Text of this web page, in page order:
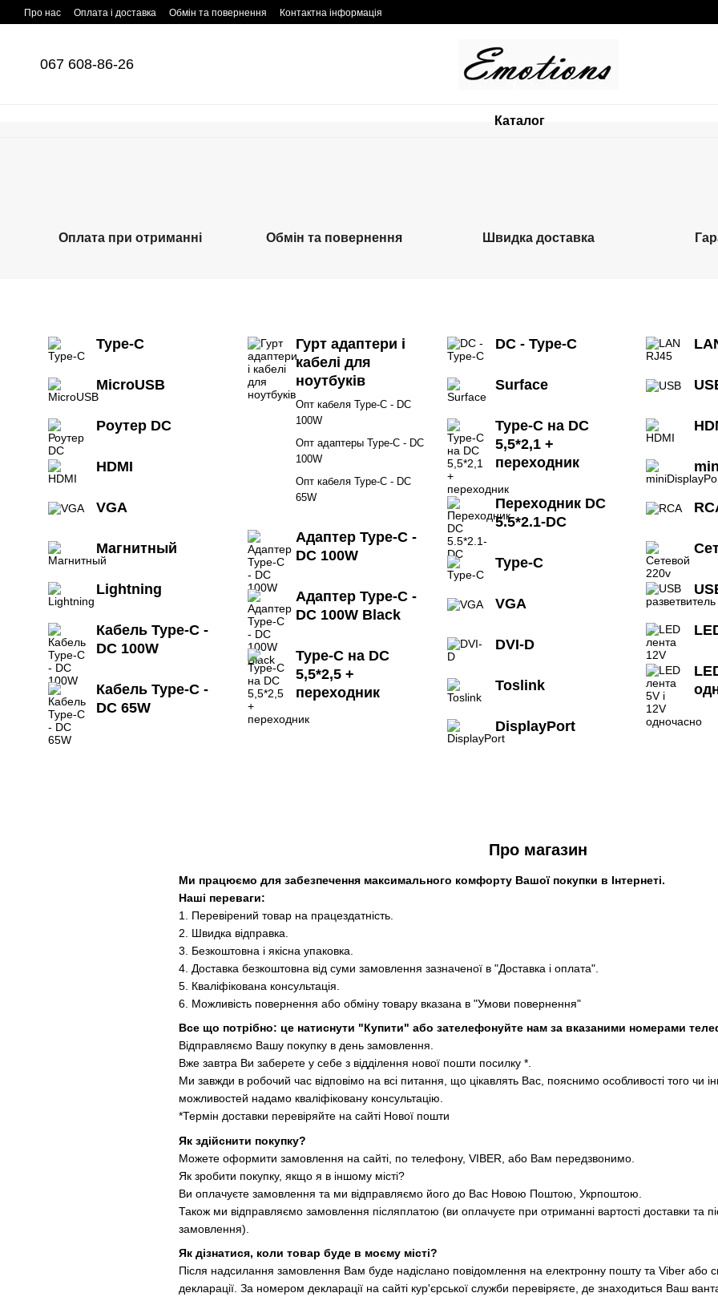
Перейти до основного контенту
Про нас Оплата і доставка Обмін та повернення Контактна інформація
067 608-86-26
Каталог
Оплата при отриманні Обмін та повернення Швидка доставка
Type-C
MicroUSB
Роутер DC
HDMI
VGA
Магнитный
Lightning
Кабель Type-C -
DC 100W
Кабель Type-C -
DC 65W
Гурт адаптери і
кабелі для
ноутбуків
Опт кабеля Type-C - DC
100W
Опт адаптеры Type-C - DC
100W
Опт кабеля Type-C - DC
65W
Адаптер Type-C -
DC 100W
Адаптер Type-C -
DC 100W Black
Type-C на DC
5,5*2,5 +
переходник
DC - Type-C
Surface
Type-C на DC
5,5*2,1 +
переходник
Переходник DC
5.5*2.1-DC
Type-C
VGA
DVI-D
Toslink
DisplayPort
Про магазин
Ми працюємо для забезпечення максимального комфорту Вашої покупки в Інтернеті.
Наші переваги:
1. Перевірений товар на працездатність.
2. Швидка відправка.
3. Безкоштовна і якісна упаковка.
4. Доставка безкоштовна від суми замовлення зазначеної в "Доставка і оплата".
5. Кваліфікована консультація.
6. Можливість повернення або обміну товару вказана в "Умови повернення"
Все що потрібно: це натиснути "Купити" або зателефонуйте нам за вказаними номерами
Відправляємо Вашу покупку в день замовлення.
Вже завтра Ви заберете у себе з відділення нової пошти посилку *.
Ми завжди в робочий час відповімо на всі питання, що цікавлять Вас, пояснимо особливості того чи
можливостей надамо кваліфіковану консультацію.
*Термін доставки перевіряйте на сайті Нової пошти
Як здійснити покупку?
Можете оформити замовлення на сайті, по телефону, VIBER, або Вам передзвонимо.
Як зробити покупку, якщо я в іншому місті?
Ви оплачуєте замовлення та ми відправляємо його до Вас Новою Поштою, Укрпоштою.
Також ми відправляємо замовлення післяплатою (ви оплачуєте при отриманні вартості доставки та
замовлення).
Як дізнатися, коли товар буде в моєму місті?
Після надсилання замовлення Вам буде надіслано повідомлення на електронну пошту та Viber або
декларації. За номером декларації на сайті кур'єрської служби перевіряєте, де знаходиться Ваш